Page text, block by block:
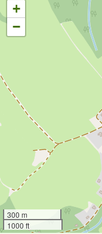
+
−
300 m
1000 ft